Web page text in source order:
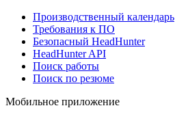
Производственный календарь
Требования к ПО
Безопасный HeadHunter
HeadHunter API
Поиск работы
Поиск по резюме
Мобильное приложение